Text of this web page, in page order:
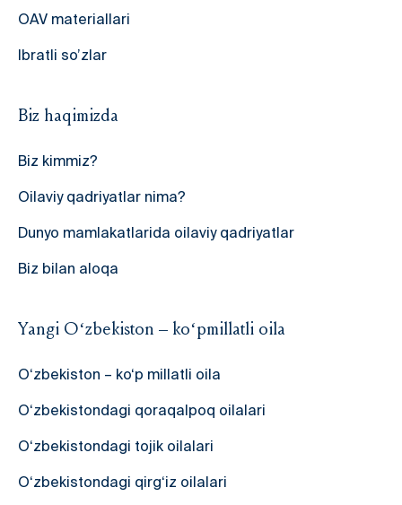
Biz haqimizda
Biz kimmiz?
Oilaviy qadriyatlar nima?
Dunyo mamlakatlarida oilaviy qadriyatlar
Biz bilan aloqa
Yangi O‘zbekiston – ko‘pmillatli oila
O‘zbekiston – ko‘p millatli oila
O‘zbekistondagi qoraqalpoq oilalari
O‘zbekistondagi tojik oilalari
O‘zbekistondagi qirg‘iz oilalari
OAV materiallari
Ibratli so’zlar